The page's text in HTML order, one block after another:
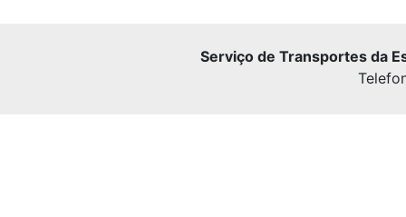
Serviço de Transportes da